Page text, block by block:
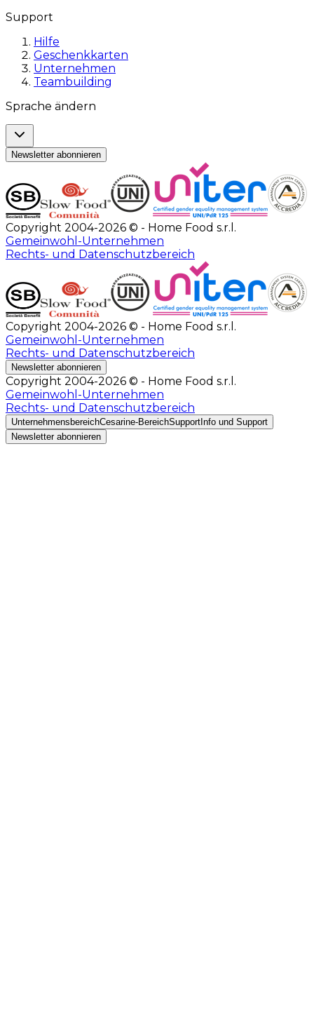
Support
Hilfe
Geschenkkarten
Unternehmen
Teambuilding
Sprache ändern
Newsletter abonnieren
Copyright 2004-2026 © - Home Food s.r.l.
Gemeinwohl-Unternehmen
Rechts- und Datenschutzbereich
Copyright 2004-2026 © - Home Food s.r.l.
Gemeinwohl-Unternehmen
Rechts- und Datenschutzbereich
Newsletter abonnieren
Copyright 2004-2026 © - Home Food s.r.l.
Gemeinwohl-Unternehmen
Rechts- und Datenschutzbereich
UnternehmensbereichCesarine-BereichSupport Info und Support
Newsletter abonnieren